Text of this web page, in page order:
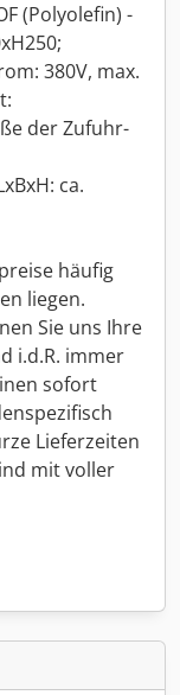
(Polyolefin) -
380V, max.
der Zufuhr-
ca.
häufig
liegen.
Sie uns Ihre
i.d.R. immer
sofort
Lieferzeiten
mit voller